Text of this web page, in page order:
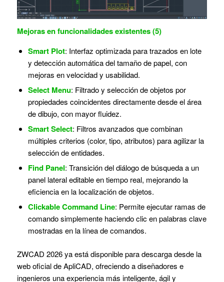
Mejoras en funcionalidades existentes (5)
Smart Plot: Interfaz optimizada para trazados en lote
y detección automática del tamaño de papel, con
mejoras en velocidad y usabilidad.
Select Menu: Filtrado y selección de objetos por
propiedades coincidentes directamente desde el área
de dibujo, con mayor fluidez.
Smart Select: Filtros avanzados que combinan
múltiples criterios (color, tipo, atributos) para agilizar la
selección de entidades.
Find Panel: Transición del diálogo de búsqueda a un
panel lateral editable en tiempo real, mejorando la
eficiencia en la localización de objetos.
Clickable Command Line: Permite ejecutar ramas de
comando simplemente haciendo clic en palabras clave
mostradas en la línea de comandos.
ZWCAD 2026 ya está disponible para descarga desde la
web oficial de ApliCAD, ofreciendo a diseñadores e
ingenieros una experiencia más inteligente, ágil y